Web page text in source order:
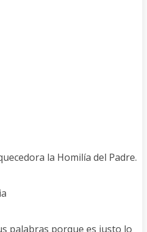
la Homilía del Padre.
palabras porque es justo lo